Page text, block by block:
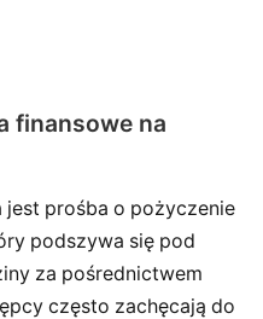
finansowe na
jest prośba o pożyczenie
podszywa się pod
za pośrednictwem
często zachęcają do